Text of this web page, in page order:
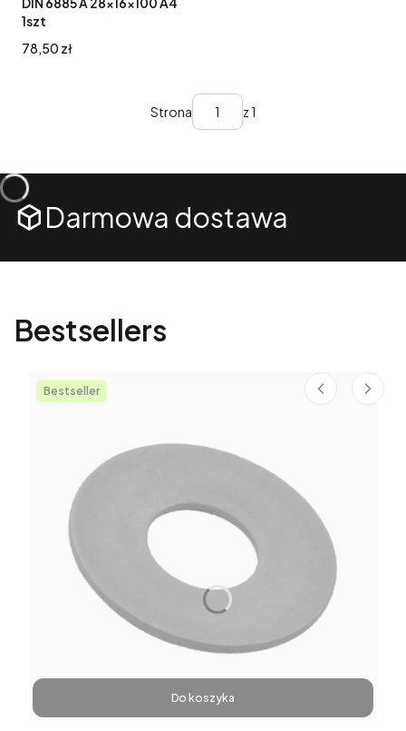
1szt
Cena
78,50 zł
Strona z 1
Darmowa dostawa
Bestsellers
Bestseller
Do koszyka